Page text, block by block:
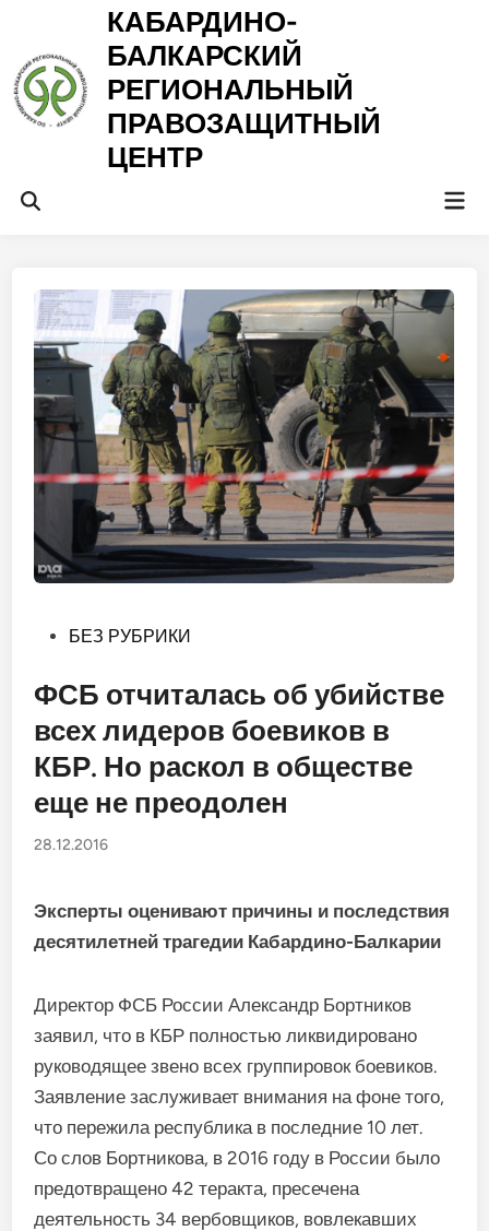
содержимому
КАБАРДИНО-
БАЛКАРСКИЙ
РЕГИОНАЛЬНЫЙ
ПРАВОЗАЩИТНЫЙ
ЦЕНТР
Открыть
Опубликовано
БЕЗ РУБРИКИ
ФСБ отчиталась об убийстве
всех лидеров боевиков в
КБР. Но раскол в обществе
еще не преодолен
28.12.2016
Эксперты оценивают причины и последствия
десятилетней трагедии Кабардино-Балкарии
Директор ФСБ России Александр Бортников
заявил, что в КБР полностью ликвидировано
руководящее звено всех группировок боевиков.
Заявление заслуживает внимания на фоне того,
что пережила республика в последние 10 лет.
Со слов Бортникова, в 2016 году в России было
предотвращено 42 теракта, пресечена
деятельность 34 вербовщиков, вовлекавших